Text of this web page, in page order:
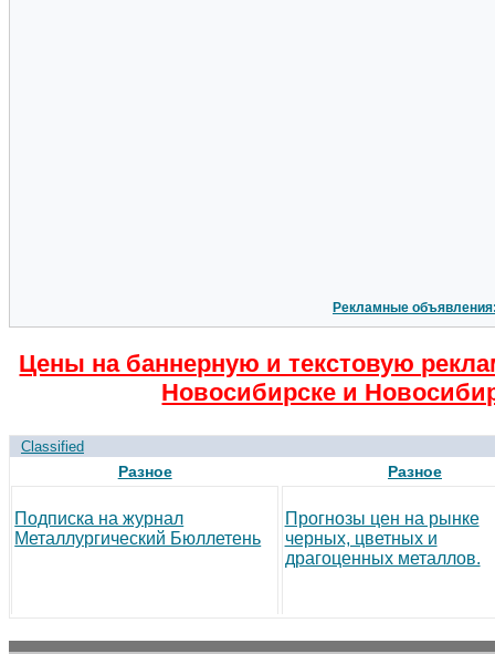
Рекламные
Цены на баннерную и текстовую
Новосибирске и
Classified
Разное
Подписка на журнал
Металлургический Бюллетень
Разное
Прогнозы цен на рынке
черных, цветных и
драгоценных металлов.